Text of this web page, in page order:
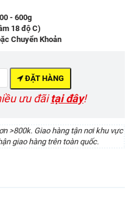
- 600g
18 độ C)
Chuyển Khoản
ĐẶT HÀNG
ưu đãitại đây!
>800k. Giao hàng tận nơi khu vực
giao hàng trên toàn quốc.